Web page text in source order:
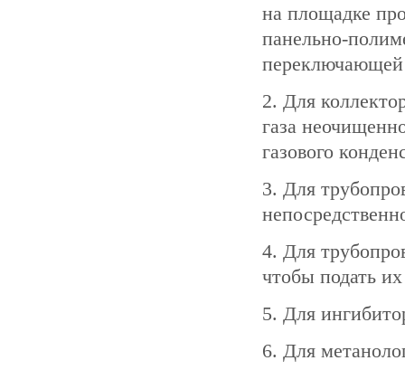
на площадке
панельно-
переключающей
2. Для
газа
газового
3. Для
4. Для
чтобы подать
5. Для
6. Для